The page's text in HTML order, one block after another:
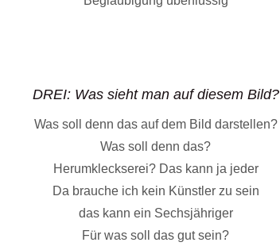
DREI: Was sieht man auf diesem Bild?
Was soll denn das auf dem Bild darstellen?
Was soll denn das?
Herumkleckserei? Das kann ja jeder
Da brauche ich kein Künstler zu sein
das kann ein Sechsjähriger
Für was soll das gut sein?